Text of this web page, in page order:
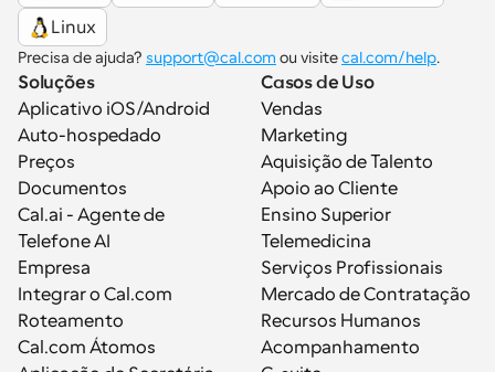
Linux
Precisa de ajuda? support@cal.com ou visite cal.com/help.
Soluções
Aplicativo iOS/Android
Auto-hospedado
Preços
Documentos
Cal.ai - Agente de
Telefone AI
Empresa
Integrar o Cal.com
Roteamento
Cal.com Átomos
Casos de Uso
Vendas
Marketing
Aquisição de Talento
Apoio ao Cliente
Ensino Superior
Telemedicina
Serviços Profissionais
Mercado de Contratação
Recursos Humanos
Acompanhamento